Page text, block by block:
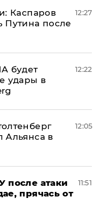
Каспаров
Путина после
12:27
будет
удары в
12:22
Альянса в
12:05
после атаки
прячась от
11:51